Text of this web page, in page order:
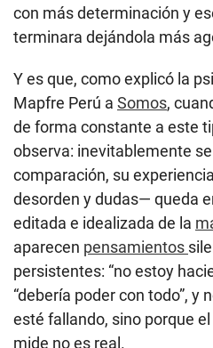
con más determinación y
terminara dejándola más
Y es que, como explicó la
Mapfre Perú a Somos,
de forma constante a este
observa: inevitablemente
comparación, su
desorden y dudas— queda
editada e idealizada de la
aparecen pensamientos
persistentes: “no estoy
“debería poder con todo”, y
esté fallando, sino porque
mide no es real.